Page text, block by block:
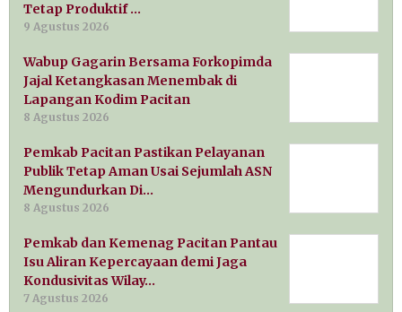
Tetap Produktif …
9 Agustus 2026
Wabup Gagarin Bersama Forkopimda
Jajal Ketangkasan Menembak di
Lapangan Kodim Pacitan
8 Agustus 2026
Pemkab Pacitan Pastikan Pelayanan
Publik Tetap Aman Usai Sejumlah ASN
Mengundurkan Di…
8 Agustus 2026
Pemkab dan Kemenag Pacitan Pantau
Isu Aliran Kepercayaan demi Jaga
Kondusivitas Wilay…
7 Agustus 2026